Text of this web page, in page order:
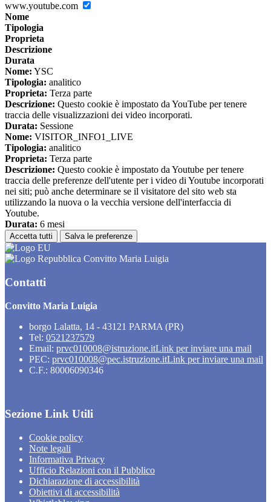
www.youtube.com
Nome
Tipologia
Proprieta
Descrizione
Durata
Nome: YSC
Tipologia: analitico
Proprieta: Terza parte
Descrizione: Questo cookie è impostato da YouTube per tenere
traccia delle visualizzazioni dei video incorporati.
Durata: Sessione
Nome: VISITOR_INFO1_LIVE
Tipologia: analitico
Proprieta: Terza parte
Descrizione: Questo cookie è impostato da Youtube per tenere
traccia delle preferenze dell'utente per i video di Youtube incorporati
nei siti; può anche determinare se il visitatore del sito web sta
utilizzando la nuova o la vecchia versione dell'interfaccia di
Youtube.
Durata: 6 mesi
Accetta tutti Salva le preferenze
Convitto Maria Luigia
Contatti
Convitto Maria Luigia
borgo Lalatta, 14 - 43121 PARMA (PR)
Tel: 0521237579
Email: prvc010008@istruzione.itLink per inviare una mail
PEC: prvc010008@pec.istruzione.itLink per inviare una mail
C.F.: 80006090346
Sezione Link Utili
Cookie policy
Note legali
Informativa Privacy
Ufficio Relazioni con il Pubblico
Dichiarazione di accessibilità
Obiettivi di accessibilità